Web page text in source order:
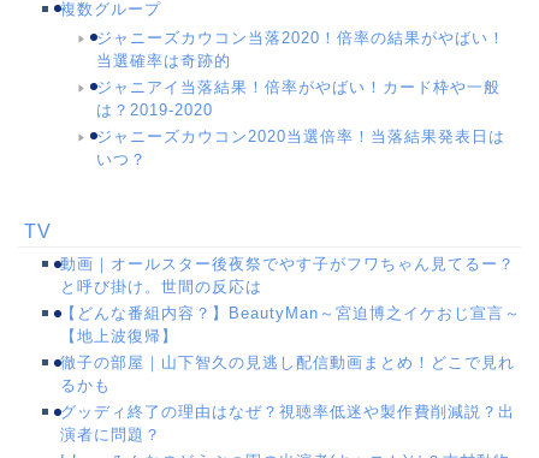
複数グループ
ジャニーズカウコン当落2020！倍率の結果がやばい！
当選確率は奇跡的
ジャニアイ当落結果！倍率がやばい！カード枠や一般
は？2019-2020
ジャニーズカウコン2020当選倍率！当落結果発表日は
いつ？
TV
動画｜オールスター後夜祭でやす子がフワちゃん見てるー？
と呼び掛け。世間の反応は
【どんな番組内容？】BeautyMan～宮迫博之イケおじ宣言～
【地上波復帰】
徹子の部屋｜山下智久の見逃し配信動画まとめ！どこで見れ
るかも
グッディ終了の理由はなぜ？視聴率低迷や製作費削減説？出
演者に問題？